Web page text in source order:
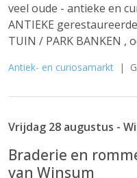
veel oude - antieke en
ANTIEKE
TUIN / PARK BANKEN ,
Antiek- en curiosamarkt |
Vrijdag 28 augustus -
Braderie en
van Winsum